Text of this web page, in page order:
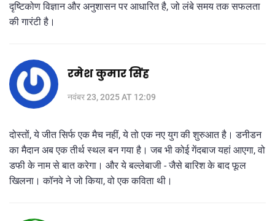
दृष्टिकोण विज्ञान और अनुशासन पर आधारित है, जो लंबे समय तक सफलता
की गारंटी है।
रमेश कुमार सिंह
नवंबर 23, 2025 AT 12:09
दोस्तों, ये जीत सिर्फ एक मैच नहीं, ये तो एक नए युग की शुरुआत है। डनीडन
का मैदान अब एक तीर्थ स्थल बन गया है। जब भी कोई गेंदबाज यहां आएगा, वो
डफी के नाम से बात करेगा। और ये बल्लेबाजी - जैसे बारिश के बाद फूल
खिलना। कॉनवे ने जो किया, वो एक कविता थी।